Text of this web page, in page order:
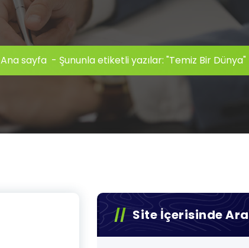
Ana sayfa - Şununla etiketli yazılar: "Temiz Bir Dünya"
Site İçerisinde Ara